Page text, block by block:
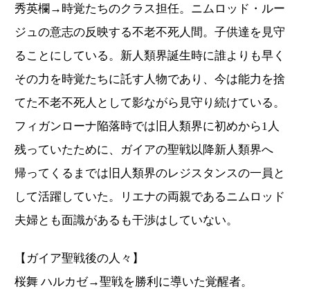
秀英欄→時覚たちのクラス担任。ニムロッド・ルー
ジュの意志の反映する不老不死人間。子供達を見守
ることにしている。新人類界誕生時に誰よりも早く
その力を時覚たちに託す人物であり、今は能力を捨
てた不老不死人として影ながら見守り続けている。
フィガンローナ陥落時では旧人類界に初めから1人
残っていたために、ガイアの聖戦以降新人類界へ
帰ってくるまでは旧人類界のレジスタンスの一員と
して活躍していた。リエナの両親であるニムロッド
夫婦とも面識があるも干渉はしていない。
【ガイア聖戦後の人々】
桜舞 ハルカゼ→聖戦を勝利に導いた覚醒者。